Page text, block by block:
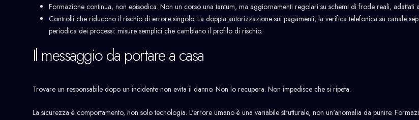
Formazione continua, non episodica. Non un corso una tantum, ma aggiornamenti regolari su schemi di frode reali, adattati
Controlli che riducono il rischio di errore singolo. La doppia autorizzazione sui pagamenti, la verifica telefonica su canale
periodica dei processi: misure semplici che cambiano il profilo di rischio.
Il messaggio da portare a casa
Trovare un responsabile dopo un incidente non evita il danno. Non lo recupera. Non impedisce che si ripeta.
La sicurezza è comportamento, non solo tecnologia. L'errore umano è una variabile strutturale, non un'anomalia da punire.